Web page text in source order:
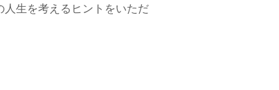
人生を考えるヒントをいただ